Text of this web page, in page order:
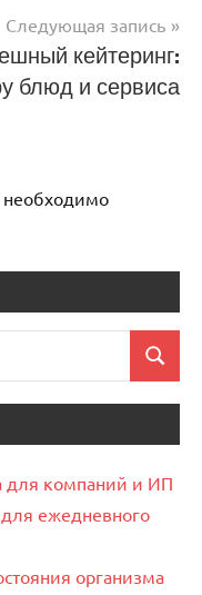
Следующая запись
кейтеринг:
блюд и сервиса
необходимо
Поиск
для компаний и ИП
ежедневного
организма